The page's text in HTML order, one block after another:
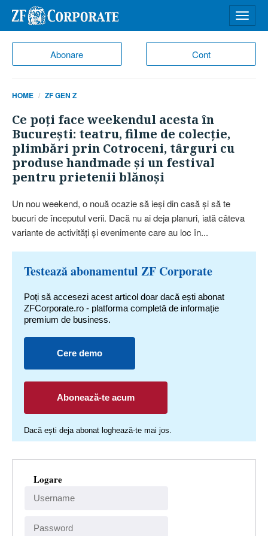
Abonare Cont
meniu
HOME ZF GEN Z
Ce poţi face weekendul acesta în
Bucureşti: teatru, filme de colecţie,
plimbări prin Cotroceni, târguri cu
produse handmade şi un festival
pentru prietenii blănoşi
Un nou weekend, o nouă ocazie să ieşi din casă şi să te
bucuri de începutul verii. Dacă nu ai deja planuri, iată câteva
variante de activităţi şi evenimente care au loc în...
Testează abonamentul ZF Corporate
Poți să accesezi acest articol doar dacă ești abonat
ZFCorporate.ro - platforma completă de informație
premium de business.
Cere demo
Abonează-te acum
Dacă ești deja abonat loghează-te mai jos.
Logare